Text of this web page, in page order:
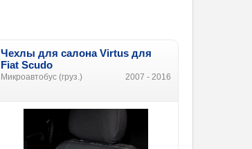
Чехлы для салона Virtus для
Fiat Scudo
Микроавтобус (груз.) 2007 - 2016